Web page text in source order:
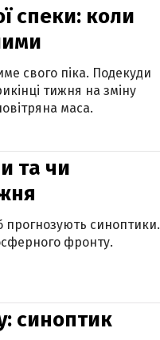
спеки: коли
свого піка. Подекуди
тижня на зміну
маса.
та чи
прогнозують синоптики.
фронту.
синоптик